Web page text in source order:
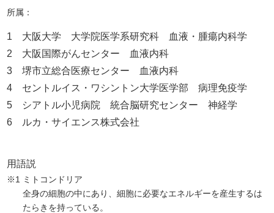
所属：
1 大阪大学 大学院医学系研究科 血液・腫瘍内科学
2 大阪国際がんセンター 血液内科
3 堺市立総合医療センター 血液内科
4 セントルイス・ワシントン大学医学部 病理免疫学
5 シアトル小児病院 統合脳研究センター 神経学
6 ルカ・サイエンス株式会社
用語説
※1
ミトコンドリア
全身の細胞の中にあり、細胞に必要なエネルギーを産生するは
たらきを持っている。